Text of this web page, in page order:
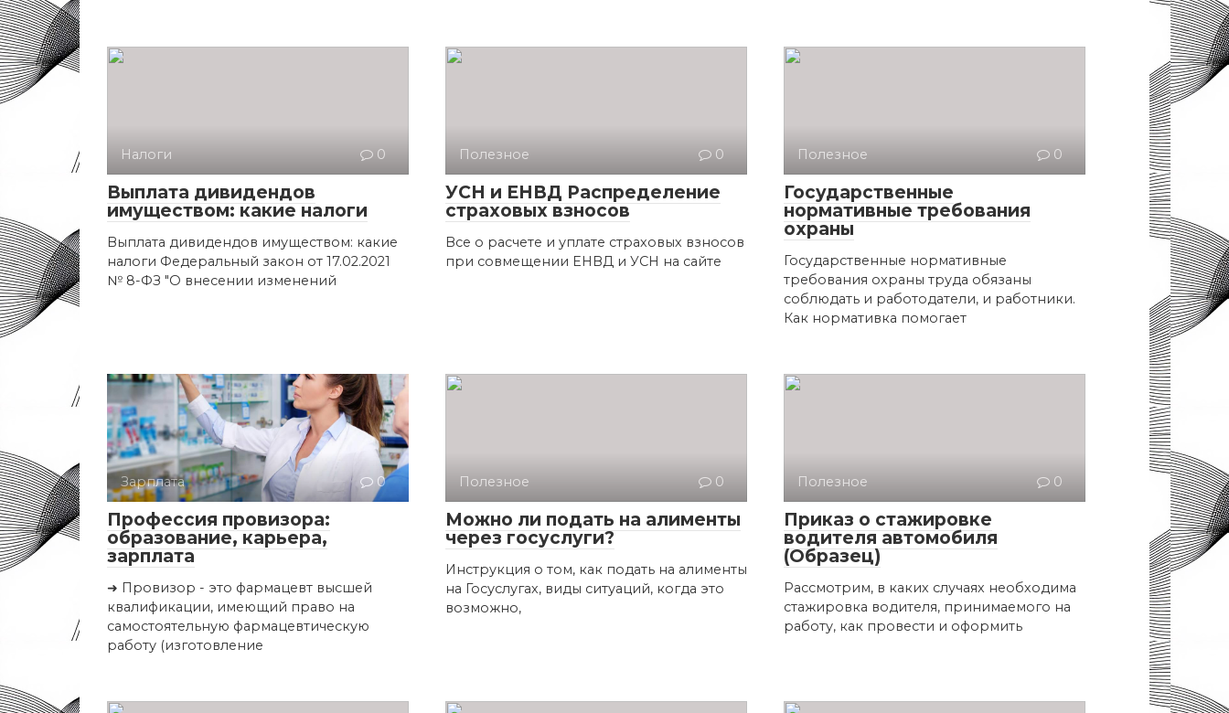
Налоги 0
Выплата дивидендов
имуществом: какие налоги
Выплата дивидендов имуществом: какие
налоги Федеральный закон от 17.02.2021
№ 8-ФЗ "О внесении изменений
Полезное 0
УСН и ЕНВД Распределение
страховых взносов
Все о расчете и уплате страховых взносов
при совмещении ЕНВД и УСН на сайте
Полезное 0
Государственные
нормативные требования
охраны
Государственные нормативные
требования охраны труда обязаны
соблюдать и работодатели, и работники.
Как нормативка помогает
Зарплата 0
Профессия провизора:
образование, карьера,
зарплата
➜ Провизор - это фармацевт высшей
квалификации, имеющий право на
самостоятельную фармацевтическую
работу (изготовление
Полезное 0
Можно ли подать на алименты
через госуслуги?
Инструкция о том, как подать на алименты
на Госуслугах, виды ситуаций, когда это
возможно,
Полезное 0
Приказ о стажировке
водителя автомобиля
(Образец)
Рассмотрим, в каких случаях необходима
стажировка водителя, принимаемого на
работу, как провести и оформить